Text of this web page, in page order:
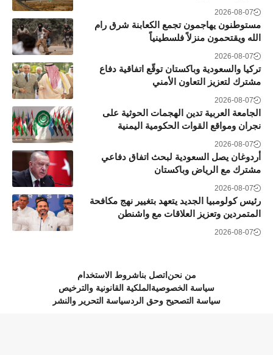
2026-08-07
مستوطنون يهاجمون تجمع الكعابنة شرق رام
الله ويقتحمون منزلاً فلسطينياً
2026-08-07
تركيا والسعودية وباكستان توقّع اتفاقية دفاع
مشترك لتعزيز التعاون الأمني
2026-08-07
الجامعة العربية تدين الهجمات الحوثية على
نجران ومواقع القوات الحكومية اليمنية
2026-08-07
أردوغان يصل السعودية لبحث اتفاق دفاعي
مشترك مع الرياض وباكستان
2026-08-07
رئيس كولومبيا الجديد يتعهد بتغيير نهج مكافحة
المتمردين وتعزيز العلاقات مع واشنطن
2026-08-07
من نحن اتصل بناشروط الاستخدام
سياسة الخصوصية الملكية القانونية والترخيص
سياسة التصحيح وحق الردسياسة التحرير والنشر